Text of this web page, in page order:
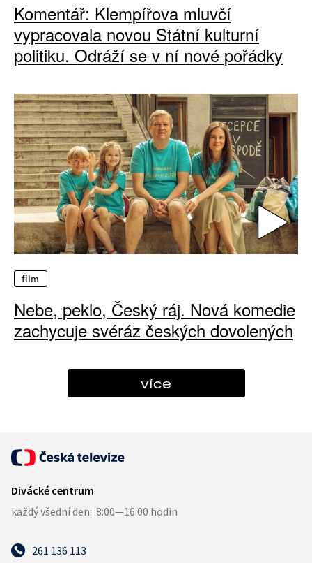
Komentář: Klempířova mluvčí
vypracovala novou Státní kulturní
politiku. Odráží se v ní nové pořádky
film
Nebe, peklo, Český ráj. Nová komedie
zachycuje svéráz českých dovolených
více
261 136 113